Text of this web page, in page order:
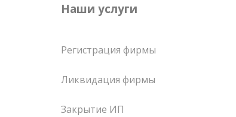
Наши услуги
Регистрация фирмы
Ликвидация фирмы
Закрытие ИП